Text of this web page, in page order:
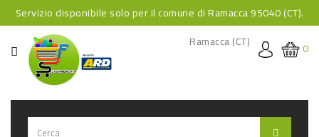
Servizio disponibile solo per il comune di Ramacca 95040 (CT).
CATEGORIA
HOME
BEVANDE
BEVANDE
0
Ramacca (CT)